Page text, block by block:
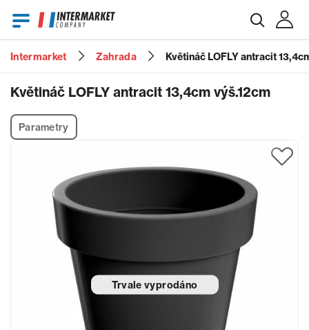
Heslo
Zapomenuté heslo?
Intermarket Zahrada Květináč LOFLY antracit
Květináč LOFLY antracit 13,4cm výš.12cm
Parametry
Trvale vyprodáno